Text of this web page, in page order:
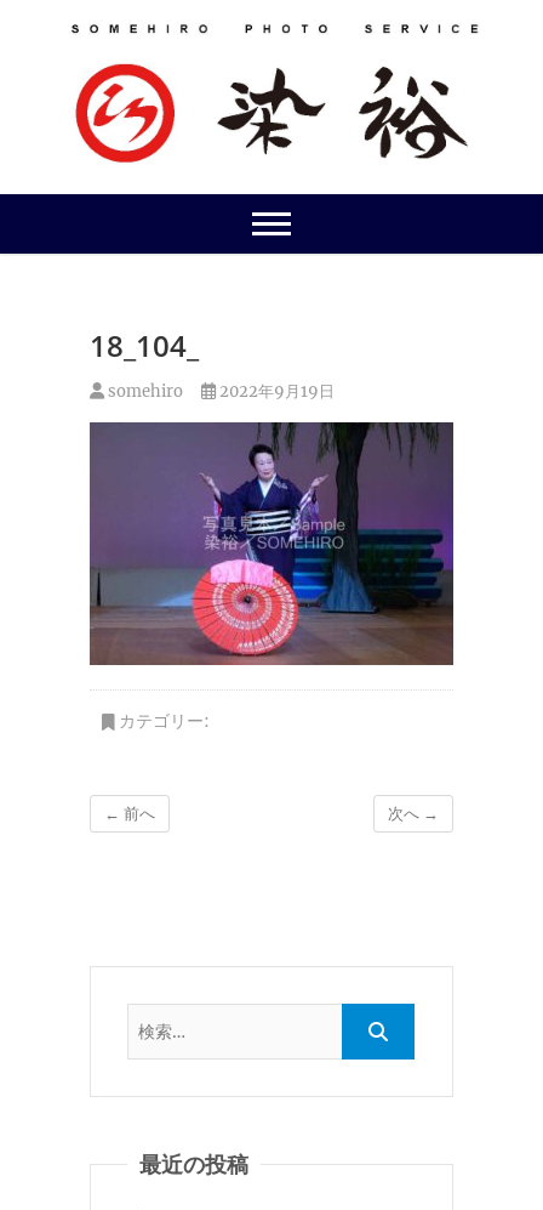
18_104_
somehiro 2022年9月19日
カテゴリー:
← 前へ 次へ →
最近の投稿